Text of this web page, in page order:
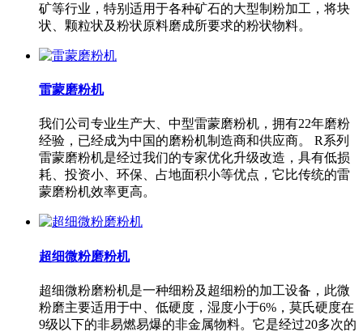
矿等行业，特别适用于各种矿石的大型制粉加工，将块
状、颗粒状及粉状原料磨成所要求的粉状物料。
雷蒙磨粉机
我们公司专业生产大、中型雷蒙磨粉机，拥有22年磨粉
经验，已经成为中国的磨粉机制造商和供应商。 R系列
雷蒙磨粉机是经过我们的专家优化升级改造，具有低损
耗、投资小、环保、占地面积小等优点，它比传统的雷
蒙磨粉机效率更高。
超细微粉磨粉机
超细微粉磨粉机是一种细粉及超细粉的加工设备，此微
粉磨主要适用于中、低硬度，湿度小于6%，莫氏硬度在
9级以下的非易燃易爆的非金属物料。它是经过20多次的